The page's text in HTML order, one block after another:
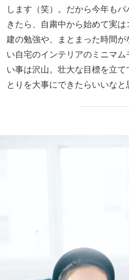
します（笑）。だから今年も
きたら、自粛中から始めて実
建の勉強や、まとまった時間
い自宅のインテリアのミニマ
い事は沢山。壮大な目標を立
とりを大事にできたらいいなと